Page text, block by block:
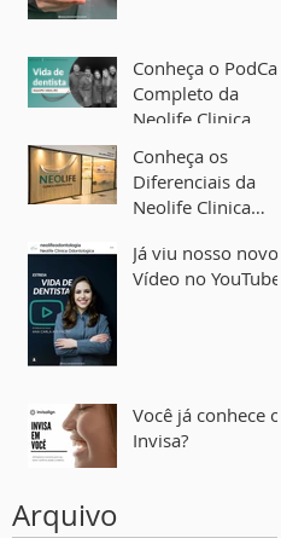
Conheça o PodCast
Completo da
Neolife Clinica
Conheça os
Diferenciais da
Neolife Clinica
Implantes Dentais
em Belo Horizonte
Já viu nosso novo
Vídeo no YouTube?
Você já conhece o
Invisa?
Arquivo